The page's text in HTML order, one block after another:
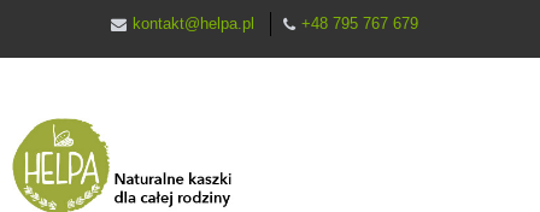
kontakt@helpa.pl +48 795 767 679